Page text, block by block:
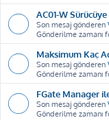
AC01-W Sürücüye
Son mesaj gönderen
Gönderilme zamanı
Maksimum Kaç
Son mesaj gönderen
Gönderilme zamanı
FGate Manager
Son mesaj gönderen
Gönderilme zamanı